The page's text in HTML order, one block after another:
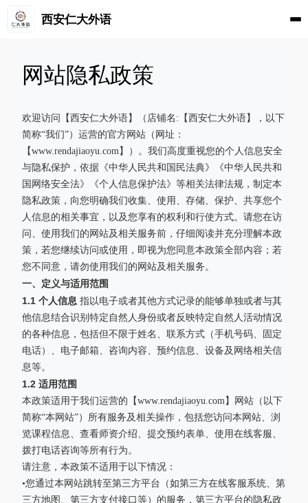
西安仁大外语
网站隐私政策
欢迎访问【西安仁大外语】（店铺名:【西安仁大外语】，以下
简称“我们”）运营的官方网站（网址：
【www.rendajiaoyu.com】）。我们高度重视您的个人信息安全
与隐私保护，依据《中华人民共和国民法典》《中华人民共和
国网络安全法》《个人信息保护法》等相关法律法规，制定本
隐私政策，向您明确我们收集、使用、存储、保护、共享您个
人信息的相关事宜，以及您享有的权利和行使方式。请您在访
问、使用我们的网站及相关服务前，仔细阅读并充分理解本政
策，若您继续访问或使用，即视为您同意本政策全部内容；若
您不同意，请勿使用我们的网站及相关服务。
一、定义与适用范围
1.1 个人信息 指以电子或者其他方式记录的能够单独或者与其
他信息结合识别特定自然人身份或者反映特定自然人活动情况
的各种信息，包括但不限于姓名、联系方式（手机号码、固定
电话）、电子邮箱、咨询内容、预约信息、设备及网络相关信
息等。
1.2 适用范围
本政策适用于我们运营的【www.rendajiaoyu.com】网站（以下
简称“本网站”）所有服务及相关操作，包括您访问本网站、浏
览课程信息、查看师资介绍、提交预约表单、使用在线客服、
拨打电话咨询等所有行为。
请注意，本政策不适用于以下情况：
•您通过本网站跳转至第三方平台（如第三方在线客服系统、第
三方地图、第三方支付接口等）的服务，第三方平台的隐私政